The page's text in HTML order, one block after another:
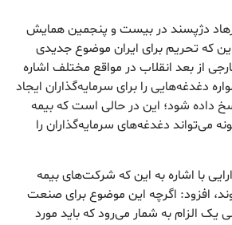
دژپسند در بیست و پنجمین همایش
که تحریم برای ایران موضوع جدیدی
از بعد انقلاب در مواقع مختلف اشاره
دغدغه‌هایی را برای سرمایه‌گذاران ایجاد
داده شود؛ این در حالی است که بیمه
می‌تواند دغدغه‌های سرمایه‌گذاران را
با اشاره به این که شرکت‌های بیمه
افزود: اگرچه این موضوع برای صنعت
الزام به شمار می‌رود که باید مورد